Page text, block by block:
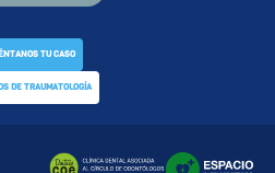
TU CASO
DE TRAUMATOLOGÍA